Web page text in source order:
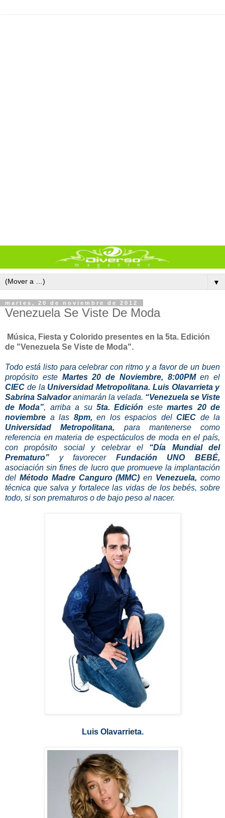
▼
martes, 20 de noviembre de 2012
Venezuela Se Viste De Moda
Música, Fiesta y Colorido presentes en la 5ta. Edición
de "Venezuela Se Viste de Moda".
Todo está listo para celebrar con ritmo y a favor de un buen
propósito este Martes 20 de Noviembre, 8:00PMen el
CIEC de la Universidad Metropolitana. Luis Olavarrieta y
Sabrina Salvadoranimarán la velada. “Venezuela se Viste
de Moda”, arriba a su5ta. Edición estemartes 20 de
noviembre a las 8pm, en los espacios del CIEC de la
Universidad Metropolitana, para mantenerse como
referencia en materia de espectáculos de moda en el país,
con propósito social y celebrar el “Día Mundial del
Prematuro” y favorecer Fundación UNO BEBÉ,
asociación sin fines de lucro que promueve la implantación
del Método Madre Canguro (MMC)en Venezuela, como
técnica que salva y fortalece las vidas de los bebés, sobre
todo, si son prematuros o de bajo peso al nacer.
Luis Olavarrieta.